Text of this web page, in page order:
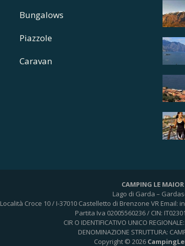
Bungalows
Piazzole
Caravan
CAMPING LE MAIOR
Lago di Garda –
Località Croce 10 / I-37010 Castelletto di Brenzone VR Email:
Partita Iva 02005560236 / CIN:
CIR O IDENTIFICATIVO UNICO
DENOMINAZIONE STRUTTURA:
Copyright © 2026